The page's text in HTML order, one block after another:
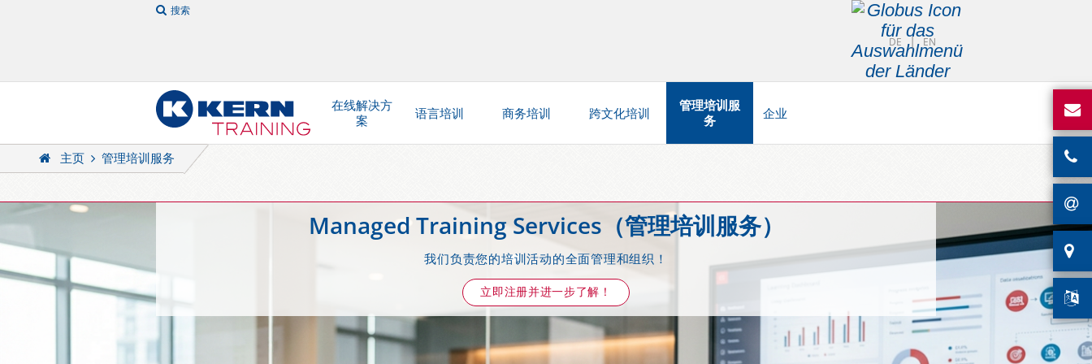
搜索
DE EN
在线解决方
案
语言培训 商务培训 跨文化培训
管理培训服
务
企业
主页 管理培训服务
Managed Training Services（管理培训服务）
我们负责您的培训活动的全面管理和组织！
立即注册并进一步了解！